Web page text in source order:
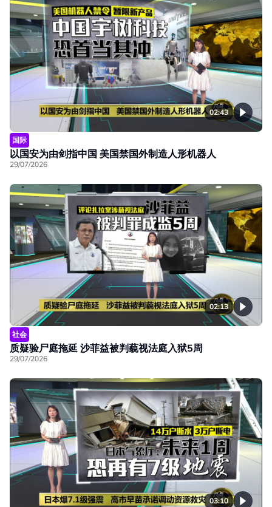
02:43
国际
以国安为由剑指中国 美国禁国外制造人形机器人
29/07/2026
02:13
社会
质疑验尸庭拖延 沙菲益被判藐视法庭入狱5周
29/07/2026
03:10